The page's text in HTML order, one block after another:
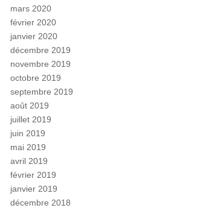
mars 2020
février 2020
janvier 2020
décembre 2019
novembre 2019
octobre 2019
septembre 2019
août 2019
juillet 2019
juin 2019
mai 2019
avril 2019
février 2019
janvier 2019
décembre 2018